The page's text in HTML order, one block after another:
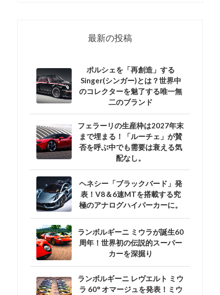
最新の投稿
ポルシェを「再創造」する
Singer(シンガー)とは？世界中
のコレクターを魅了する唯一無
二のブランド
フェラーリの生産枠は2027年末
まで埋まる！「ルーチェ」が賛
否を呼ぶ中でも需要は衰える気
配なし。
ヘネシー「ブラックバード」発
表！V8＆6速MTを搭載する究
極のアナログハイパーカーに。
ランボルギーニ ミウラが誕生60
周年！世界初の伝説的スーパー
カーを深掘り
ランボルギーニ レヴエルト ミウ
ラ 60° オマージュを発表！ミウ